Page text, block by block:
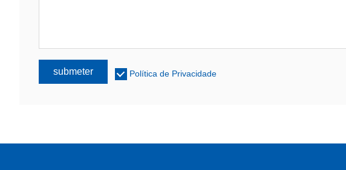
submeter Política de Privacidade